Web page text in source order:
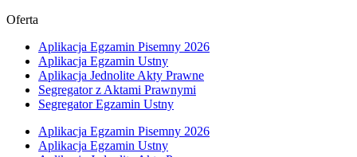
Oferta
Aplikacja Egzamin Pisemny 2026
Aplikacja Egzamin Ustny
Aplikacja Jednolite Akty Prawne
Segregator z Aktami Prawnymi
Segregator Egzamin Ustny
Aplikacja Egzamin Pisemny 2026
Aplikacja Egzamin Ustny